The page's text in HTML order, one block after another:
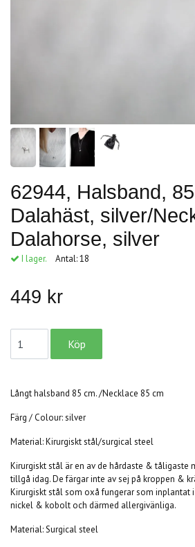
62944, Halsband,
Dalahäst, silver/
Dalahorse, silver
I lager. Antal:18
449 kr
Långt halsband 85 cm. /Necklace 85 cm
Färg / Colour: silver
Material: Kirurgiskt stål/surgical steel
Kirurgiskt stål är en av de hårdaste & tåligaste
tillgå idag. De färgar inte av sej på kroppen &
Kirurgiskt stål som oxå fungerar som inplantat
nickel & kobolt och därmed allergivänliga.
Material: Surgical steel